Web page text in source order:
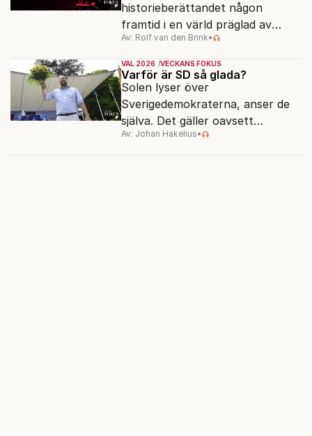
historieberättandet någon
framtid i en värld präglad av
underhållning, effektsökeri och
sekundsnabba kickar?
Av: Rolf van den Brink•
VAL 2026 VECKANS FOKUS
Varför är SD så glada?
Solen lyser över
Sverigedemokraterna, anser de
själva. Det gäller oavsett
valutgången i höst.
Av: Johan Hakelius•